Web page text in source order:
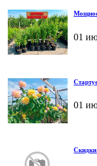
Мощное
01
01
Скидки